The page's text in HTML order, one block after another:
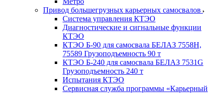
Привод большегрузных карьерных самосвалов
Система управления КТЭО
Диагностические и сигнальные функции
КТЭО
КТЭО Б-90 для самосвала БЕЛАЗ 7558H,
75589 Грузоподъемность 90 т
КТЭО Б-240 для самосвала БЕЛАЗ 7531G
Грузоподъемность 240 т
Испытания КТЭО
Сервисная служба программы «Карьерный